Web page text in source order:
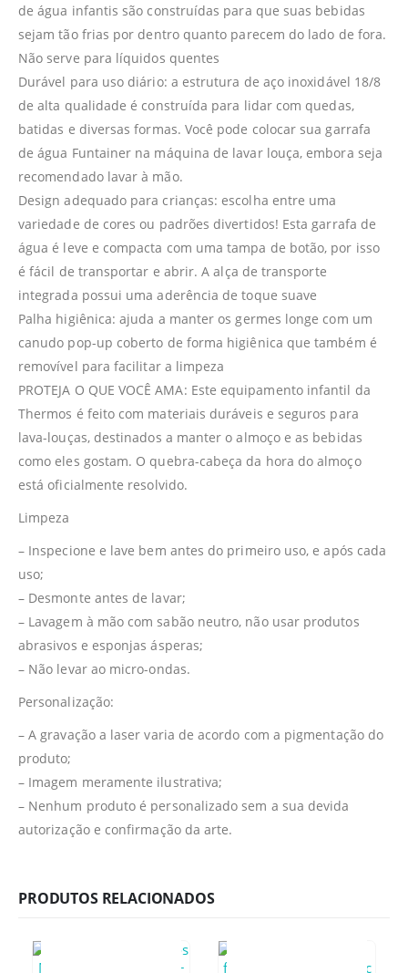
de água infantis são construídas para que suas bebidas
sejam tão frias por dentro quanto parecem do lado de fora.
Não serve para líquidos quentes
Durável para uso diário: a estrutura de aço inoxidável 18/8
de alta qualidade é construída para lidar com quedas,
batidas e diversas formas. Você pode colocar sua garrafa
de água Funtainer na máquina de lavar louça, embora seja
recomendado lavar à mão.
Design adequado para crianças: escolha entre uma
variedade de cores ou padrões divertidos! Esta garrafa de
água é leve e compacta com uma tampa de botão, por isso
é fácil de transportar e abrir. A alça de transporte
integrada possui uma aderência de toque suave
Palha higiênica: ajuda a manter os germes longe com um
canudo pop-up coberto de forma higiênica que também é
removível para facilitar a limpeza
PROTEJA O QUE VOCÊ AMA: Este equipamento infantil da
Thermos é feito com materiais duráveis e seguros para
lava-louças, destinados a manter o almoço e as bebidas
como eles gostam. O quebra-cabeça da hora do almoço
está oficialmente resolvido.
Limpeza
– Inspecione e lave bem antes do primeiro uso, e após cada
uso;
– Desmonte antes de lavar;
– Lavagem à mão com sabão neutro, não usar produtos
abrasivos e esponjas ásperas;
– Não levar ao micro-ondas.
Personalização:
– A gravação a laser varia de acordo com a pigmentação do
produto;
– Imagem meramente ilustrativa;
– Nenhum produto é personalizado sem a sua devida
autorização e confirmação da arte.
PRODUTOS RELACIONADOS